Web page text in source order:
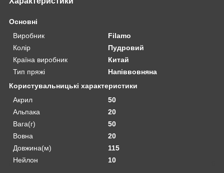
Основні
Виробник
Filamo
Колір
Пудровий
Країна виробник
Китай
Тип пряжі
Напіввовняна
Користувальницькі характеристики
Акрил
50
Альпака
20
Вага(г)
50
Вовна
20
Довжина(м)
115
Нейлон
10